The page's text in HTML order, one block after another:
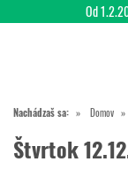
Nachádzaš sa: Domov
Štvrtok
Od